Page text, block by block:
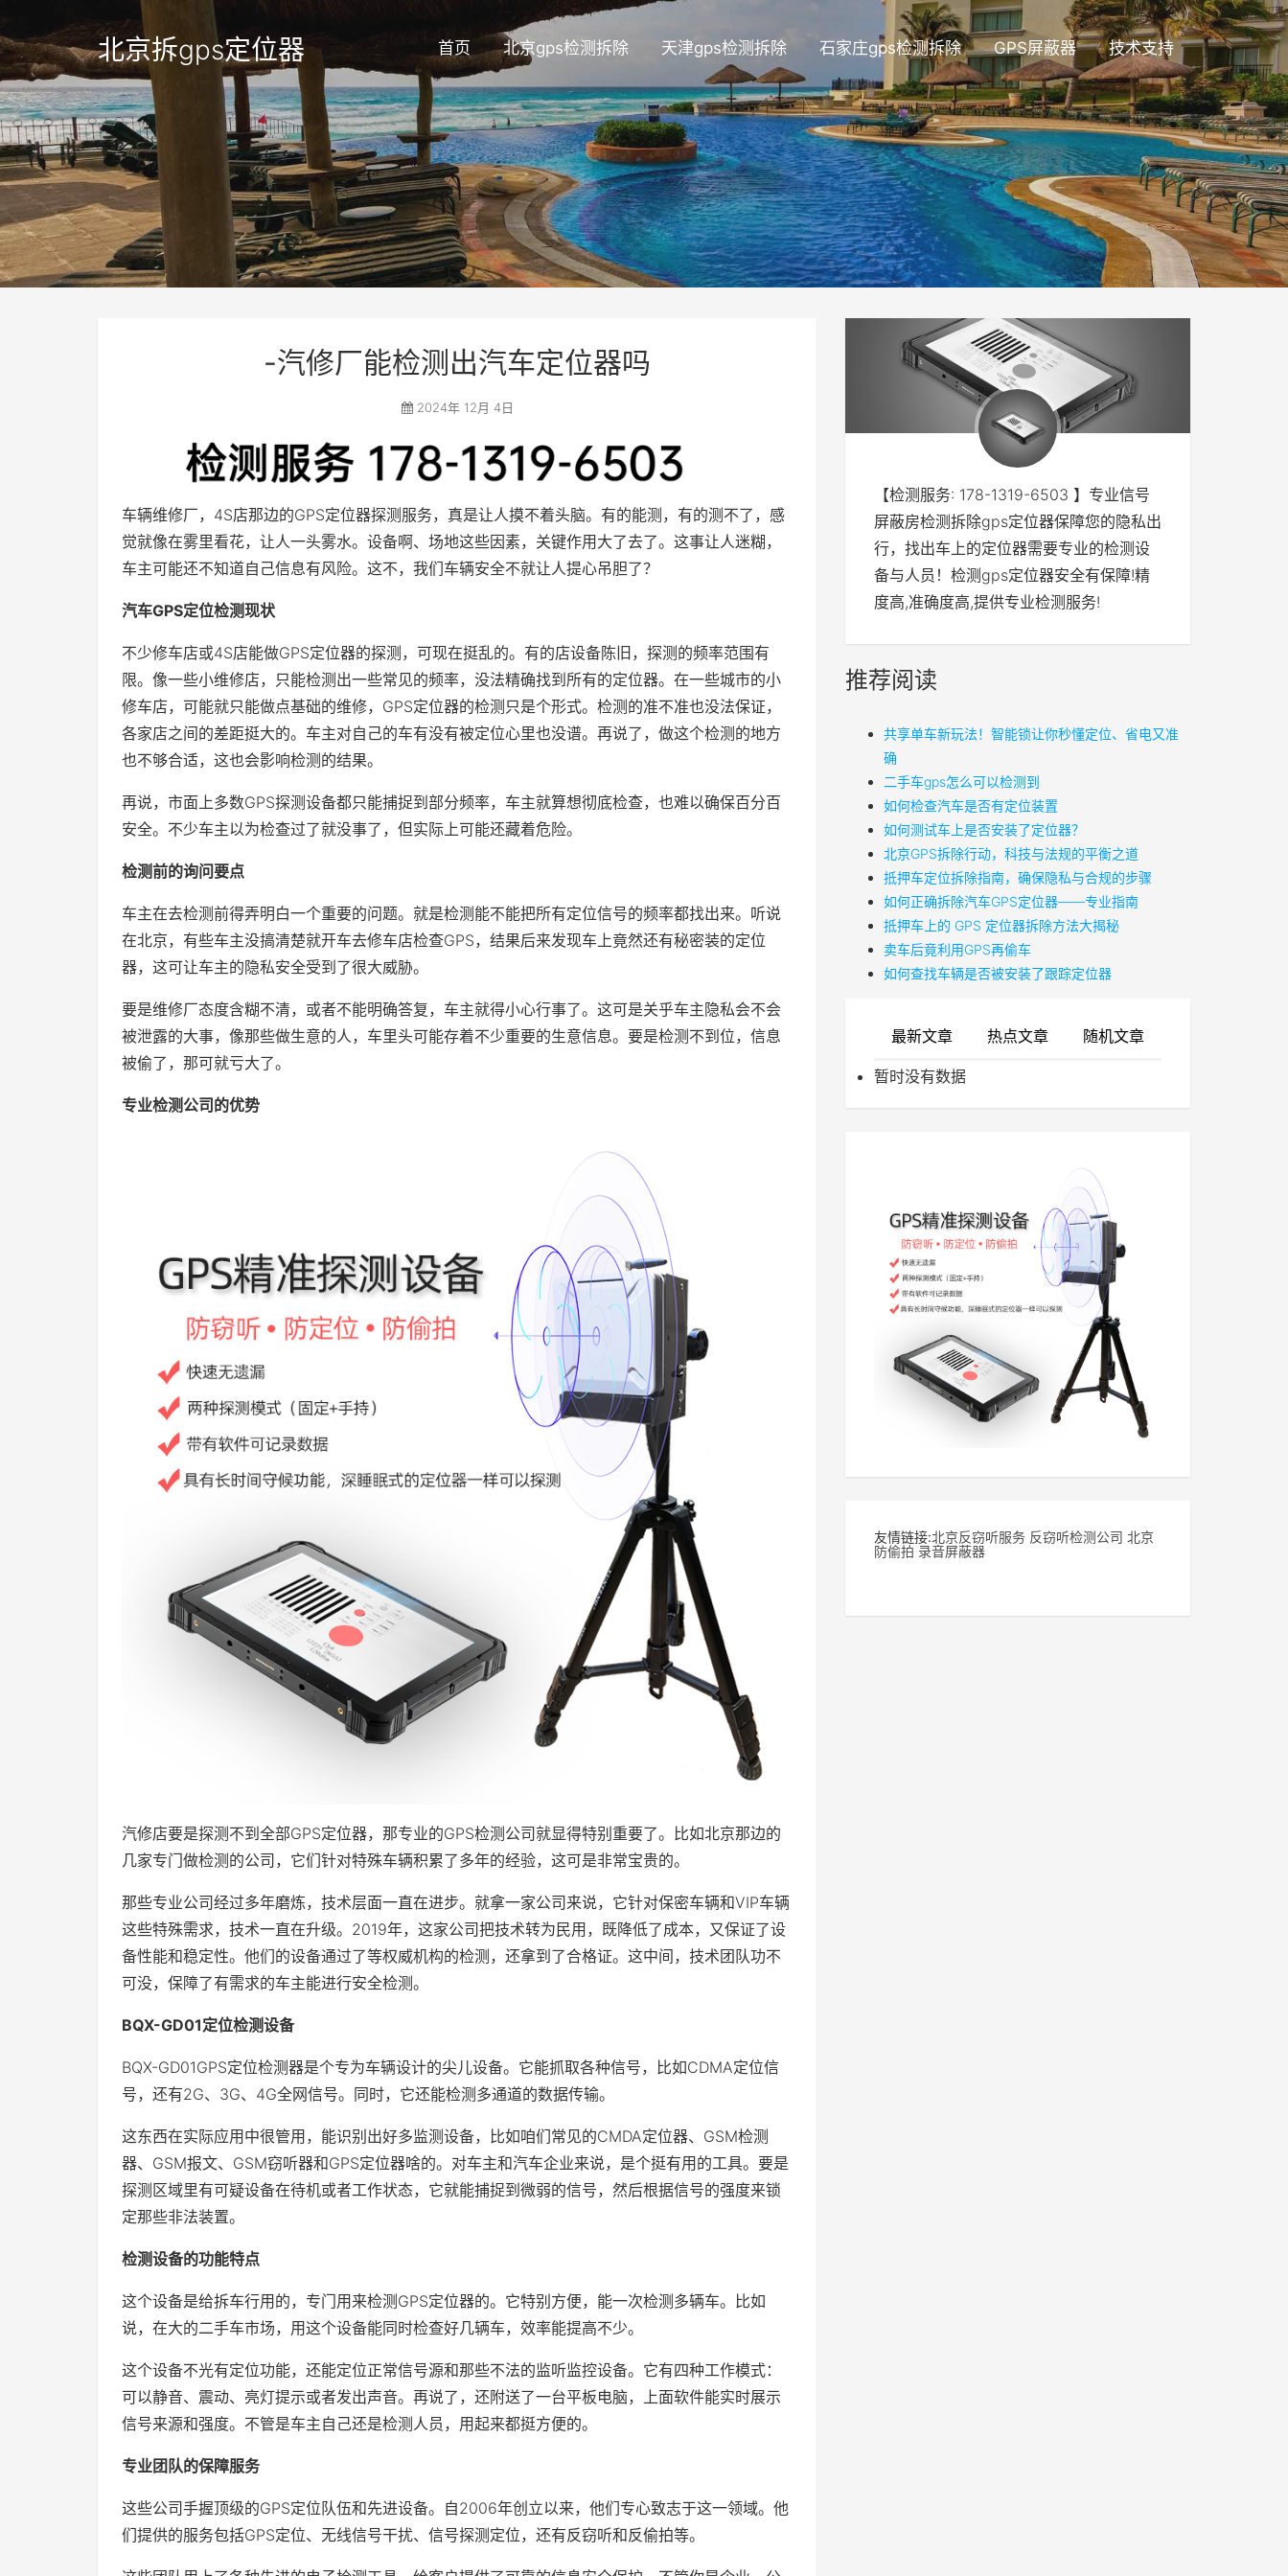
北京拆gps定位器 首页 北京gps检测拆除 天津gps检测拆除 石家庄gps检测拆除 GPS屏蔽器 技术支持
-汽修厂能检测出汽车定位器吗
2024年 12月 4日
车辆维修厂，4S店那边的GPS定位器探测服务，真是让人摸不着头脑。有的能测，有的测不了，感
觉就像在雾里看花，让人一头雾水。设备啊、场地这些因素，关键作用大了去了。这事让人迷糊，
车主可能还不知道自己信息有风险。这不，我们车辆安全不就让人提心吊胆了？
汽车GPS定位检测现状
不少修车店或4S店能做GPS定位器的探测，可现在挺乱的。有的店设备陈旧，探测的频率范围有
限。像一些小维修店，只能检测出一些常见的频率，没法精确找到所有的定位器。在一些城市的小
修车店，可能就只能做点基础的维修，GPS定位器的检测只是个形式。检测的准不准也没法保证，
各家店之间的差距挺大的。车主对自己的车有没有被定位心里也没谱。再说了，做这个检测的地方
也不够合适，这也会影响检测的结果。
再说，市面上多数GPS探测设备都只能捕捉到部分频率，车主就算想彻底检查，也难以确保百分百
安全。不少车主以为检查过了就没事了，但实际上可能还藏着危险。
检测前的询问要点
车主在去检测前得弄明白一个重要的问题。就是检测能不能把所有定位信号的频率都找出来。听说
在北京，有些车主没搞清楚就开车去修车店检查GPS，结果后来发现车上竟然还有秘密装的定位
器，这可让车主的隐私安全受到了很大威胁。
要是维修厂态度含糊不清，或者不能明确答复，车主就得小心行事了。这可是关乎车主隐私会不会
被泄露的大事，像那些做生意的人，车里头可能存着不少重要的生意信息。要是检测不到位，信息
被偷了，那可就亏大了。
专业检测公司的优势
汽修店要是探测不到全部GPS定位器，那专业的GPS检测公司就显得特别重要了。比如北京那边的
几家专门做检测的公司，它们针对特殊车辆积累了多年的经验，这可是非常宝贵的。
那些专业公司经过多年磨炼，技术层面一直在进步。就拿一家公司来说，它针对保密车辆和VIP车辆
这些特殊需求，技术一直在升级。2019年，这家公司把技术转为民用，既降低了成本，又保证了设
备性能和稳定性。他们的设备通过了等权威机构的检测，还拿到了合格证。这中间，技术团队功不
可没，保障了有需求的车主能进行安全检测。
BQX-GD01定位检测设备
BQX-GD01GPS定位检测器是个专为车辆设计的尖儿设备。它能抓取各种信号，比如CDMA定位信
号，还有2G、3G、4G全网信号。同时，它还能检测多通道的数据传输。
这东西在实际应用中很管用，能识别出好多监测设备，比如咱们常见的CMDA定位器、GSM检测
器、GSM报文、GSM窃听器和GPS定位器啥的。对车主和汽车企业来说，是个挺有用的工具。要是
探测区域里有可疑设备在待机或者工作状态，它就能捕捉到微弱的信号，然后根据信号的强度来锁
定那些非法装置。
检测设备的功能特点
这个设备是给拆车行用的，专门用来检测GPS定位器的。它特别方便，能一次检测多辆车。比如
说，在大的二手车市场，用这个设备能同时检查好几辆车，效率能提高不少。
这个设备不光有定位功能，还能定位正常信号源和那些不法的监听监控设备。它有四种工作模式：
可以静音、震动、亮灯提示或者发出声音。再说了，还附送了一台平板电脑，上面软件能实时展示
信号来源和强度。不管是车主自己还是检测人员，用起来都挺方便的。
专业团队的保障服务
这些公司手握顶级的GPS定位队伍和先进设备。自2006年创立以来，他们专心致志于这一领域。他
们提供的服务包括GPS定位、无线信号干扰、信号探测定位，还有反窃听和反偷拍等。
【检测服务: 178-1319-6503 】专业信号
屏蔽房检测拆除gps定位器保障您的隐私出
行，找出车上的定位器需要专业的检测设
备与人员！检测gps定位器安全有保障!精
度高,准确度高,提供专业检测服务!
推荐阅读
共享单车新玩法！智能锁让你秒懂定位、省电又准
确
二手车gps怎么可以检测到
如何检查汽车是否有定位装置
如何测试车上是否安装了定位器？
北京GPS拆除行动，科技与法规的平衡之道
抵押车定位拆除指南，确保隐私与合规的步骤
如何正确拆除汽车GPS定位器——专业指南
抵押车上的 GPS 定位器拆除方法大揭秘
卖车后竟利用GPS再偷车
如何查找车辆是否被安装了跟踪定位器
最新文章 热点文章 随机文章
暂时没有数据
友情链接:北京反窃听服务 反窃听检测公司 北京
防偷拍 录音屏蔽器